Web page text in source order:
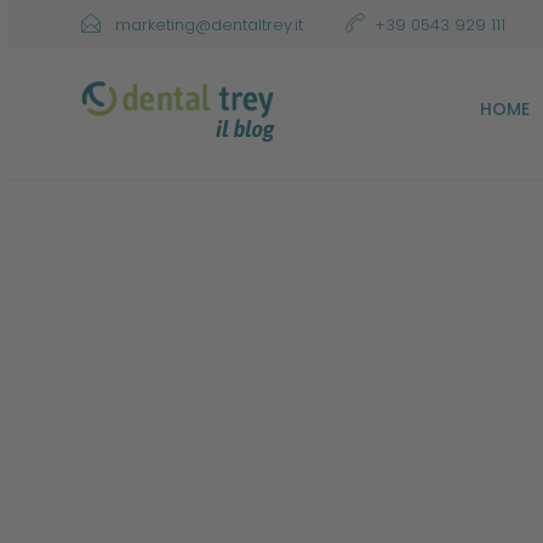
marketing@dentaltrey.it +39 0543 929 111
HOME